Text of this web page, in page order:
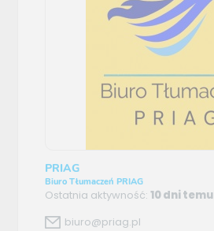
PRIAG
Biuro Tłumaczeń PRIAG
Ostatnia aktywność:10 dni temu
biuro@priag.pl